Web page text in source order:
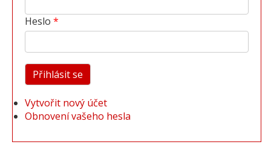
Heslo
Vytvořit nový účet
Obnovení vašeho hesla